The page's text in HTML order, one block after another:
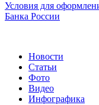
Условия для
Банка России
Новости
Статьи
Фото
Видео
Инфографика